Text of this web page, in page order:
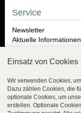
Service
Newsletter
Aktuelle Informationen
Kontakt
Anmeldung / LogIn
Warenkorb: 0 Artikel |
Einsatz von Cookies
Wir verwenden Cookies,
Dazu zählen Cookies, die
optionale Cookies, um
erstellen. Optionale